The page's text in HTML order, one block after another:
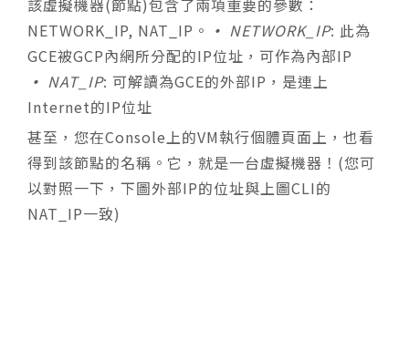
該虛擬機器(節點)包含了兩項重要的參數：
NETWORK_IP, NAT_IP。 • NETWORK_IP: 此為
GCE被GCP內網所分配的IP位址，可作為內部IP
• NAT_IP: 可解讀為GCE的外部IP，是連上
Internet的IP位址
甚至，您在Console上的VM執行個體頁面上，也看
得到該節點的名稱。它，就是一台虛擬機器！(您可
以對照一下，下圖外部IP的位址與上圖CLI的
NAT_IP一致)